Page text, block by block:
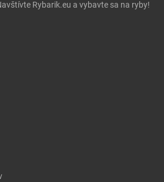
Rybarik.eu a vybavte sa na ryby!